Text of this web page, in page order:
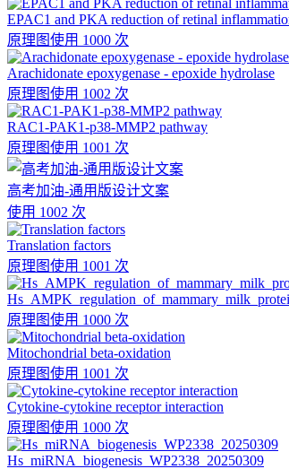
EPAC1 and PKA reduction of retinal
原理图使用 1000 次
Arachidonate epoxygenase - epoxide hydrolase
原理图使用 1002 次
RAC1-PAK1-p38-MMP2 pathway
原理图使用 1001 次
高考加油-通用版设计文案
使用 1002 次
Translation factors
原理图使用 1001 次
原理图使用 1000 次
Mitochondrial beta-oxidation
原理图使用 1001 次
Cytokine-cytokine receptor interaction
原理图使用 1000 次
Hs_miRNA_biogenesis_WP2338_20250309